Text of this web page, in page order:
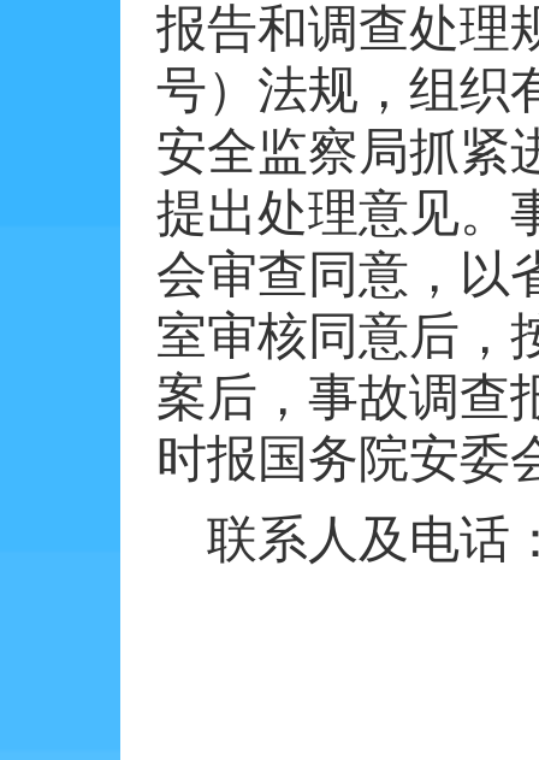
报告和调查处理
号）法规，组织
安全监察局抓紧
提出处理意见。
会审查同意，以
室审核同意后，
案后，事故调查
时报国务院安委
联系人及电话